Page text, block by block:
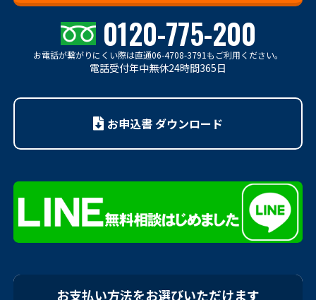
0120-775-200
お電話が繋がりにくい際は直通06-4708-3791もご利用ください。
電話受付年中無休24時間365日
お申込書 ダウンロード
お支払い方法をお選びいただけます